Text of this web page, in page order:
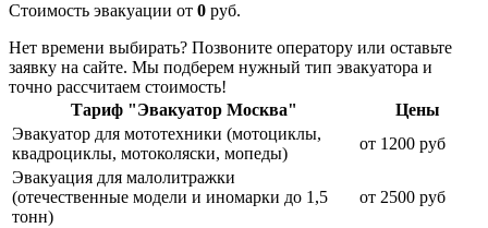
Стоимость эвакуации от 0 руб.
Нет времени выбирать? Позвоните оператору или оставьте
заявку на сайте. Мы подберем нужный тип эвакуатора и
точно рассчитаем стоимость!
Тариф "Эвакуатор Москва"
Цены
Эвакуатор для мототехники (мотоциклы,
квадроциклы, мотоколяски, мопеды)
от 1200 руб
Эвакуация для малолитражки
(отечественные модели и иномарки до 1,5
тонн)
от 2500 руб